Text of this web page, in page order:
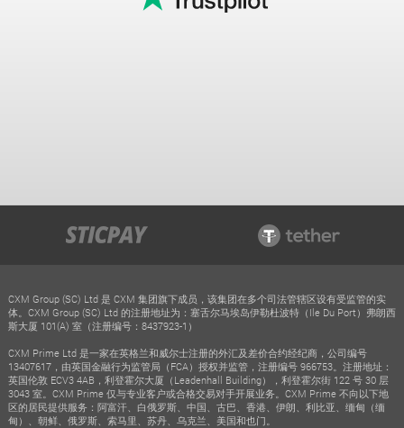
CXM Group (SC) Ltd 是 CXM 集团旗下成员，该集团在多个司法管辖区设有受监管的实
体。CXM Group (SC) Ltd 的注册地址为：塞舌尔马埃岛伊勒杜波特（Ile Du Port）弗朗西
斯大厦 101(A) 室（注册编号：8437923-1）
CXM Prime Ltd 是一家在英格兰和威尔士注册的外汇及差价合约经纪商，公司编号
13407617，由英国金融行为监管局（FCA）授权并监管，注册编号 966753。注册地址：
英国伦敦 ECV3 4AB，利登霍尔大厦（Leadenhall Building），利登霍尔街 122 号 30 层
3043 室。CXM Prime 仅与专业客户或合格交易对手开展业务。CXM Prime 不向以下地
区的居民提供服务：阿富汗、白俄罗斯、中国、古巴、香港、伊朗、利比亚、缅甸（缅
甸）、朝鲜、俄罗斯、索马里、苏丹、乌克兰、美国和也门。